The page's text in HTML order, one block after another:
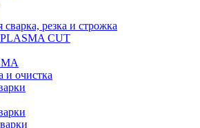
резка и строжка
CUT
и очистка